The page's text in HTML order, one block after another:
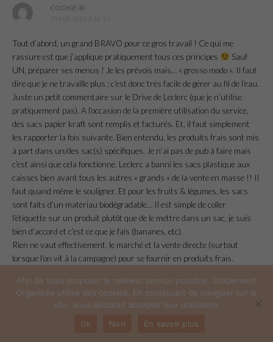
COOKIE-RI
29 MAI 2019 À 16:13
Tout d’abord, un grand BRAVO pour ce gros travail ! Ce qui me
rassure est que j’applique pratiquement tous ces principes
Sauf
UN, préparer ses menus ! Je les prévois mais… « grosso modo ». Il faut
dire que je ne travaille plus ; c’est donc très facile de gérer au fil de l’eau.
Juste un petit commentaire sur le Drive de Leclerc (que je n’utilise
pratiquement pas). A l’occasion de la première utilisation du service,
des sacs papier kraft sont remplis et facturés. Et, il faut simplement
les rapporter la fois suivante. Bien entendu, les produits frais sont mis
à part dans un/des sac(s) spécifiques. Je n’ai pas de pub à faire mais
c’est ainsi que cela fonctionne. Leclerc a banni les sacs plastique aux
caisses bien avant tous les autres « grands » de la vente en masse !! Il
faut quand même le souligner. Et pour les fruits & légumes, les sacs
sont faits d’un matériau biodégradable… Il est simple de coller
l’étiquette sur un produit plutôt que de le mettre dans un sac, je suis
bien d’accord et c’est ce que je fais (bananes, etc).
Rien ne vaut effectivement, le marché et la vente directe (surtout
lorsque l’on vit à la campagne) pour se fournir en produits frais.
bonnes idées partagées
Afin de vous proposer le meilleur service possible, Simplement
Organisée utilise des cookies. En continuant de naviguer sur le
site, vous déclarez accepter leur utilisation.
Ok
Non En savoir plus